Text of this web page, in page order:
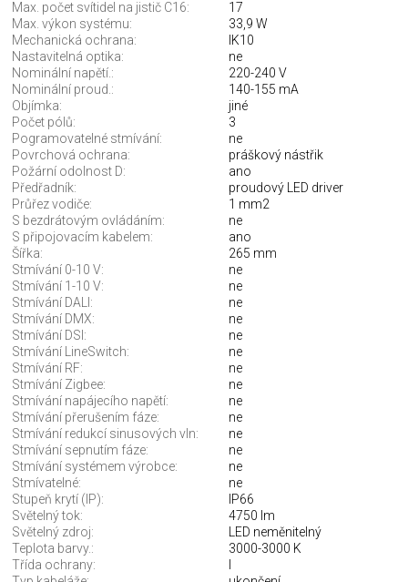
Max. počet svítidel na jistič C16:
17
Max. výkon systému:
33,9 W
Mechanická ochrana:
IK10
Nastavitelná optika:
ne
Nominální napětí.:
220-240 V
Nominální proud.:
140-155 mA
Objímka:
jiné
Počet pólů:
3
Pogramovatelné stmívání:
ne
Povrchová ochrana:
práškový nástřik
Požární odolnost D:
ano
Předřadník:
proudový LED driver
Průřez vodiče:
1 mm2
S bezdrátovým ovládáním:
ne
S připojovacím kabelem:
ano
Šířka:
265 mm
Stmívání 0-10 V:
ne
Stmívání 1-10 V:
ne
Stmívání DALI:
ne
Stmívání DMX:
ne
Stmívání DSI:
ne
Stmívání LineSwitch:
ne
Stmívání RF:
ne
Stmívání Zigbee:
ne
Stmívání napájecího napětí:
ne
Stmívání přerušením fáze:
ne
Stmívání redukcí sinusových vln:
ne
Stmívání sepnutím fáze:
ne
Stmívání systémem výrobce:
ne
Stmívatelné:
ne
Stupeň krytí (IP):
IP66
Světelný tok:
4750 lm
Světelný zdroj:
LED neměnitelný
Teplota barvy.:
3000-3000 K
Třída ochrany: